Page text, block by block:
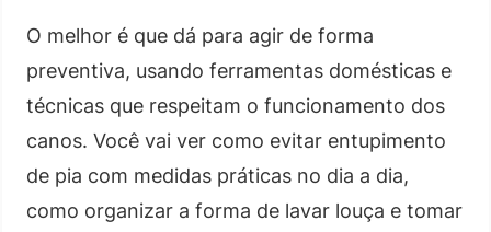
O melhor é que dá para agir de forma
preventiva, usando ferramentas domésticas e
técnicas que respeitam o funcionamento dos
canos. Você vai ver como evitar entupimento
de pia com medidas práticas no dia a dia,
como organizar a forma de lavar louça e tomar